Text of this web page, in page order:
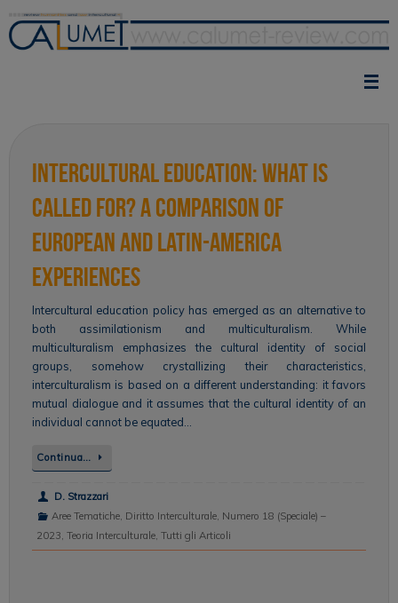
contenuto
Intercultural Education: What Is
Called for? A Comparison of
European and Latin-America
Experiences
Intercultural education policy has emerged as an alternative to
both assimilationism and multiculturalism. While
multiculturalism emphasizes the cultural identity of social
groups, somehow crystallizing their characteristics,
interculturalism is based on a different understanding: it favors
mutual dialogue and it assumes that the cultural identity of an
individual cannot be equated…
Continua…
D. Strazzari
Aree Tematiche, Diritto Interculturale, Numero 18 (Speciale) –
2023, Teoria Interculturale, Tutti gli Articoli